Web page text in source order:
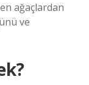
ağaçlardan
ve